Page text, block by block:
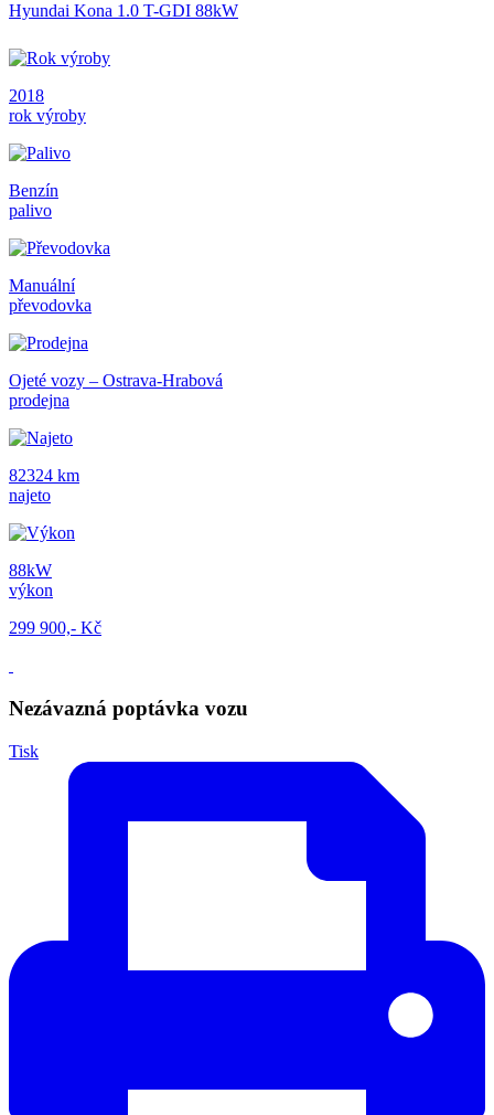
Hyundai Kona 1.0 T-GDI 88kW
2018
rok výroby
Benzín
palivo
Manuální
převodovka
Ojeté vozy – Ostrava-Hrabová
prodejna
82324 km
najeto
88kW
výkon
299 900,- Kč
Nezávazná poptávka vozu
Tisk